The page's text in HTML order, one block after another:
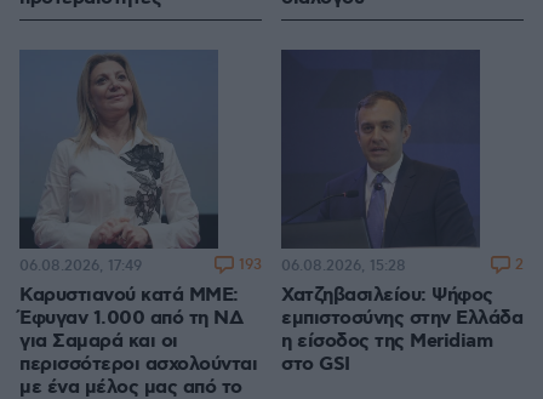
Καρυστιανού κατά ΜΜΕ:
Έφυγαν 1.000 από τη ΝΔ
για Σαμαρά και οι
περισσότεροι ασχολούνται
με ένα μέλος μας από το
06.08.2026, 17:49 193
Χατζηβασιλείου: Ψήφος
εμπιστοσύνης στην Ελλάδα
η είσοδος της Meridiam
στο GSI
06.08.2026, 15:28 2